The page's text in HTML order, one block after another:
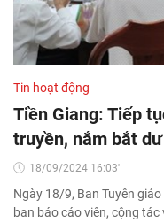
Tin hoạt động
Tiền Giang: Tiếp
truyền, nắm bắt
18/09/2024 16:03'
Ngày 18/9, Ban Tuyên
ban báo cáo viên, cộng